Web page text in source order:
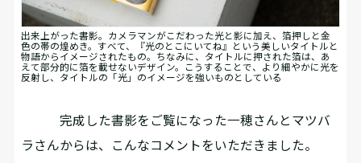
出来上がった書影。カメラマンがこだわった光と影に加え、箔押しと金
色の帯の煌めき。すべて、『光のとこにいてね』という美しいタイトルと
物語からイメージされたもの。ちなみに、タイトルに押された箔は、あ
えて部分的に箔を載せないデザイン。こうすることで、より細やかに光を
反射し、タイトルの「光」のイメージを強いものとしている
完成した書影をご覧になった一穂さんとマツバ
ラさんからは、こんなコメントをいただきました。